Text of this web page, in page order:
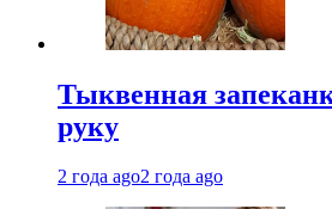
Тыквенная
руку
2 года ago2 года ago